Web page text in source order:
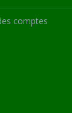
comptes